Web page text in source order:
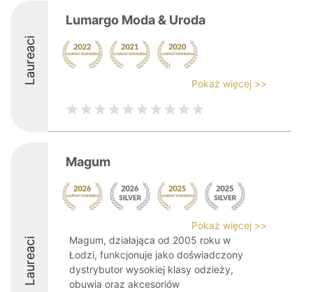
Laureaci
Lumargo Moda & Uroda
Pokaż więcej >>
Laureaci
Magum
Pokaż więcej >>
Magum, działająca od 2005 roku w
Łodzi, funkcjonuje jako doświadczony
dystrybutor wysokiej klasy odzieży,
obuwia oraz akcesoriów